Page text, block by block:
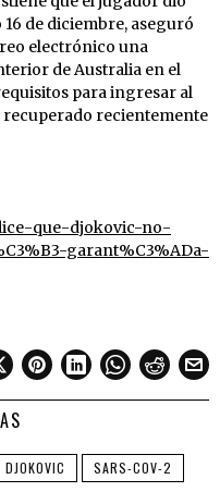
16 de diciembre, aseguró
electrónico una
de Australia en el
para ingresar al
recuperado recientemente
que-djokovic-no-
garant%C3%ADa-
DJOKOVIC SARS-COV-2